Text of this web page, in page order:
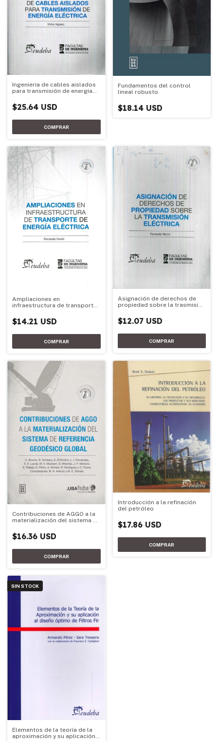
Ingeniería de cables aislados
para transmisión de energía
$25.64 USD
Fundamentos del control
lineal robusto
$18.14 USD
Ampliaciones en
infraestructura de transporte
$14.21 USD
Asignación de derechos de
propiedad sobre la trasmisión
$12.07 USD
Contribuciones de AGGO a la
materialización del sistema de
$16.36 USD
Introducción a la refinación
del petróleo
$17.86 USD
SIN STOCK
Elementos de la teoría de la
aproximación y su aplicación